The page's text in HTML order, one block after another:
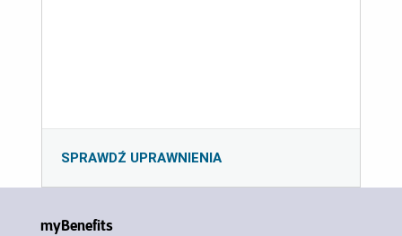
SPRAWDŹ UPRAWNIENIA
myBenefits